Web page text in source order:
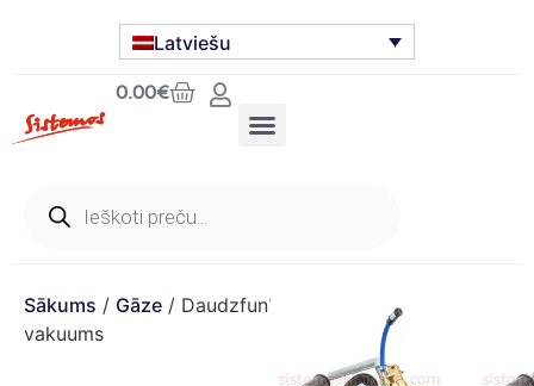
Latviešu
0.00€
Sākums / Gāze / Daudzfunkcionālais
vakuums